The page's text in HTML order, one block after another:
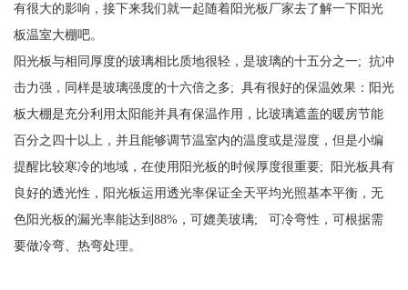
有很大的影响，接下来我们就一起随着阳光板厂家去了解一下阳光
板温室大棚吧。
阳光板与相同厚度的玻璃相比质地很轻，是玻璃的十五分之一; 抗冲
击力强，同样是玻璃强度的十六倍之多; 具有很好的保温效果：阳光
板大棚是充分利用太阳能并具有保温作用，比玻璃遮盖的暖房节能
百分之四十以上，并且能够调节温室内的温度或是湿度，但是小编
提醒比较寒冷的地域，在使用阳光板的时候厚度很重要; 阳光板具有
良好的透光性，阳光板运用透光率保证全天平均光照基本平衡，无
色阳光板的漏光率能达到88%，可媲美玻璃; 可冷弯性，可根据需
要做冷弯、热弯处理。